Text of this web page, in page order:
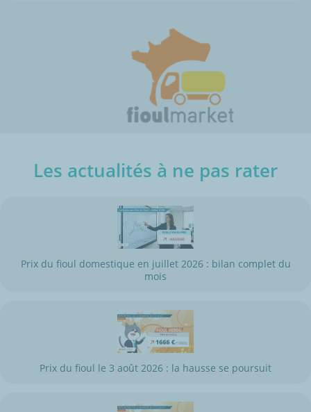
Les actualités à ne pas rater
Prix du fioul domestique en juillet 2026 : bilan complet du
mois
Prix du fioul le 3 août 2026 : la hausse se poursuit